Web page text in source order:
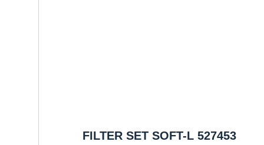
FILTER SET SOFT-L 527453